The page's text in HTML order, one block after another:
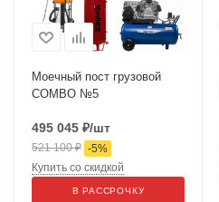
Моечный пост грузовой
COMBO №5
495 045 ₽/шт
521 100₽ -5%
Купить со скидкой
В РАССРОЧКУ